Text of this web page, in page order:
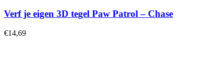
Verf je eigen 3D tegel Paw Patrol – Chase
€14,69